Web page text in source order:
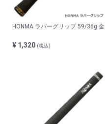
HONMA ラバーグリップ 59/36g 金
¥ 1,320 (税込)